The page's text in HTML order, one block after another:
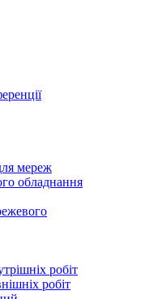
мереж
обладнання
робіт
робіт